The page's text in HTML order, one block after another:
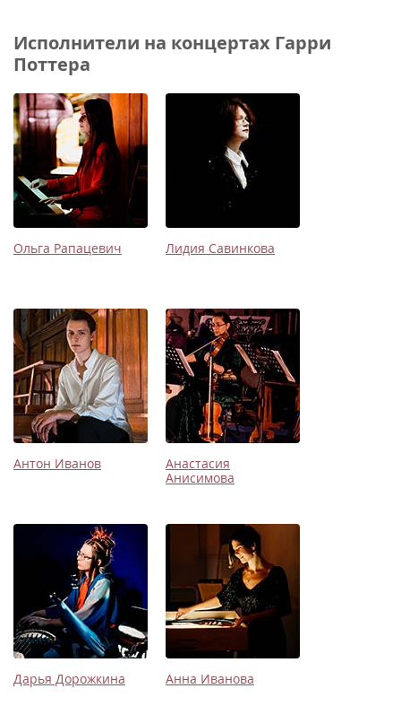
Исполнители на концертах Гарри
Поттера
Ольга Рапацевич Лидия Савинкова
Антон Иванов
Анастасия
Анисимова
Дарья Дорожкина Анна Иванова